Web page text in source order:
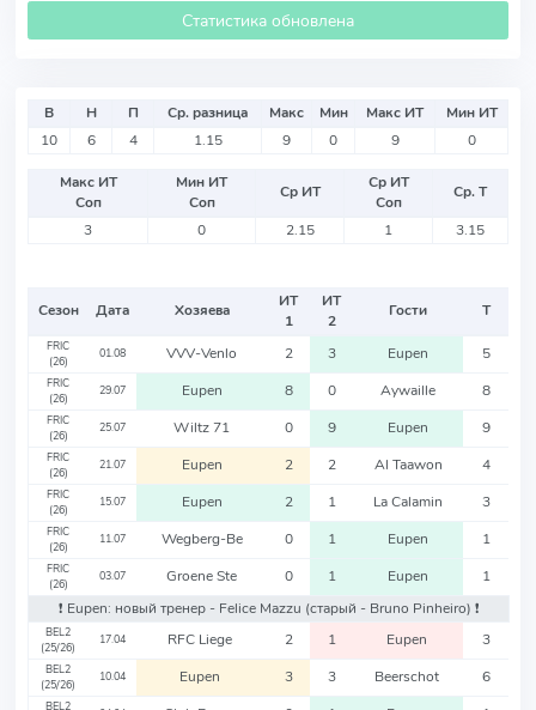
Статистика обновлена
В Н П Ср. разница Макс Мин Макс ИТ
Мин ИТ
10
6 4 1.15 9 0 9 0
Макс ИТ
Соп
Мин ИТ
Соп
Ср ИТ
Ср ИТ
Соп
Ср. Т
3
0 2.15 1 3.15
Сезон Дата Хозяева
ИТ
1
ИТ
2
Гости Т
FRIC
(26)
01.08 VVV-Venlo 2 3 Eupen 5
FRIC
(26)
29.07 Eupen 8 0 Aywaille 8
FRIC
(26)
25.07 Wiltz 71 0 9 Eupen 9
FRIC
(26)
21.07 Eupen 2 2 Al Taawon 4
FRIC
(26)
15.07 Eupen 2 1 La Calamin 3
FRIC
(26)
11.07 Wegberg-Be 0 1 Eupen 1
FRIC
(26)
03.07 Groene Ste 0 1 Eupen
1
❗️ Eupen: новый тренер - Felice Mazzu (старый - Bruno Pinheiro) ❗️
BEL2
(25/26)
17.04 RFC Liege 2 1 Eupen 3
BEL2
(25/26)
10.04 Eupen 3 3 Beerschot 6
BEL2